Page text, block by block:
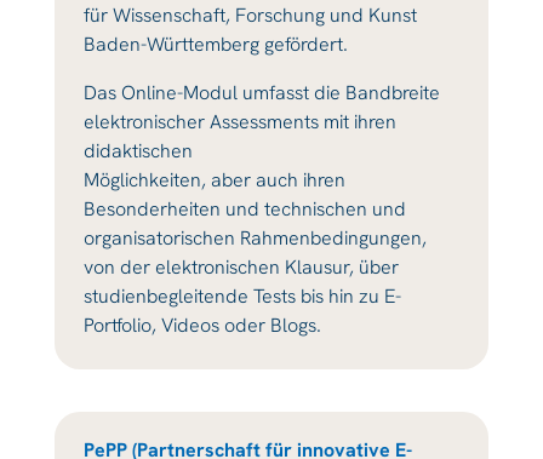
für Wissenschaft, Forschung und Kunst
Baden-Württemberg gefördert.
Das Online-Modul umfasst die Bandbreite
elektronischer Assessments mit ihren
didaktischen
Möglichkeiten, aber auch ihren
Besonderheiten und technischen und
organisatorischen Rahmenbedingungen,
von der elektronischen Klausur, über
studienbegleitende Tests bis hin zu E-
Portfolio, Videos oder Blogs.
PePP (Partnerschaft für innovative E-